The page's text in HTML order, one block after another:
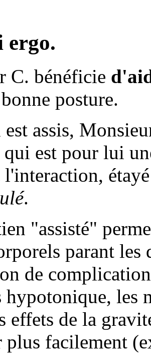
ergo.
C. bénéficie
posture.
assis,
est pour lui
.
"assisté"
parant
de
hypotonique, les
effets de la
plus facilement